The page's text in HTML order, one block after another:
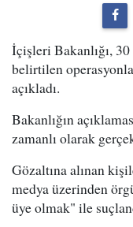
İçişleri Bakanlığı,
belirtilen
açıkladı.
Bakanlığın
zamanlı olarak
Gözaltına alınan
medya üzerinden
üye olmak" ile